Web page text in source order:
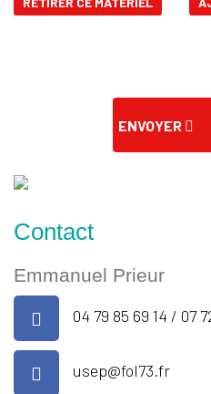
ENVOYER
Contact
Emmanuel Prieur
04 79 85 69 14 / 07
usep@fol73.fr